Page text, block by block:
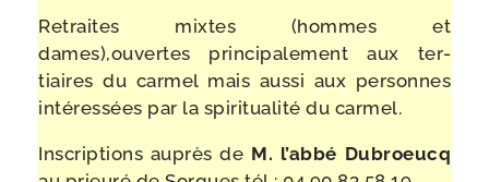
Retraites mixtes (hommes et
dames),ouvertes prin­ci­pa­le­ment aux ter­
tiaires du car­mel mais aus­si aux per­sonnes
inté­res­sées par la spi­ri­tua­li­té du carmel.
Inscriptions auprès de M. l’ab­bé Dubroeucq